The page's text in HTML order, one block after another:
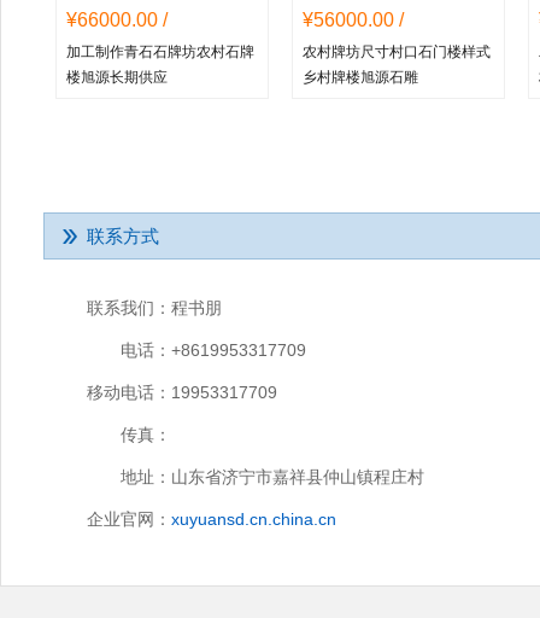
¥66000.00 /
加工制作青石石牌坊农村石牌
楼旭源长期供应
¥56000.00 /
农村牌坊尺寸村口石门楼样式
乡村牌楼旭源石雕
联系方式
联系我们： 程书朋
电话： +8619953317709
移动电话： 19953317709
传真：
地址： 山东省济宁市嘉祥县仲山镇程庄村
企业官网： xuyuansd.cn.china.cn